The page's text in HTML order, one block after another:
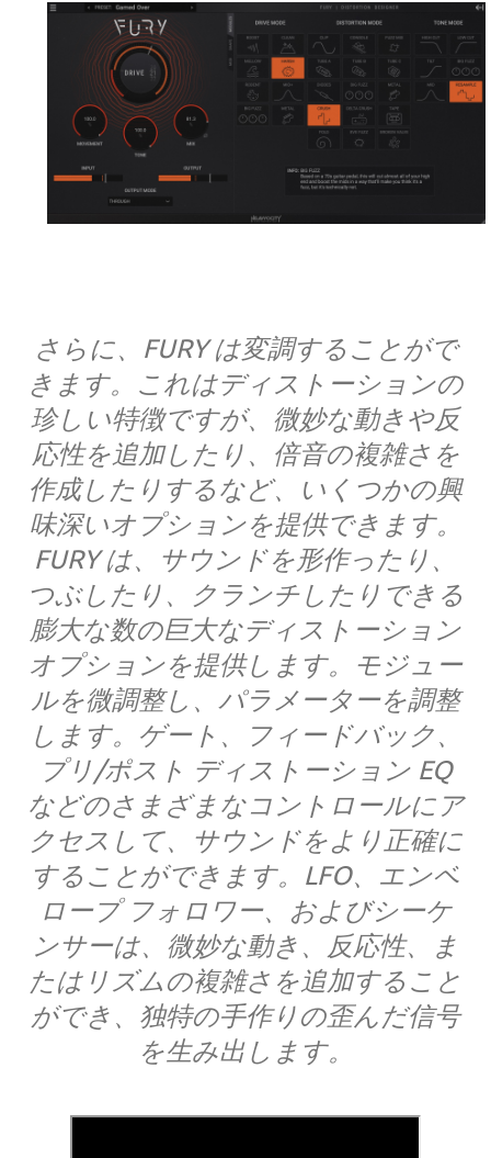
さらに、FURY は変調することがで
きます。これはディストーションの
珍しい特徴ですが、微妙な動きや反
応性を追加したり、倍音の複雑さを
作成したりするなど、いくつかの興
味深いオプションを提供できます。
FURY は、サウンドを形作ったり、
つぶしたり、クランチしたりできる
膨大な数の巨大なディストーション
オプションを提供します。モジュー
ルを微調整し、パラメーターを調整
します。ゲート、フィードバック、
プリ/ポスト ディストーション EQ
などのさまざまなコントロールにア
クセスして、サウンドをより正確に
することができます。LFO、エンベ
ロープ フォロワー、およびシーケ
ンサーは、微妙な動き、反応性、ま
たはリズムの複雑さを追加すること
ができ、独特の手作りの歪んだ信号
を生み出します。